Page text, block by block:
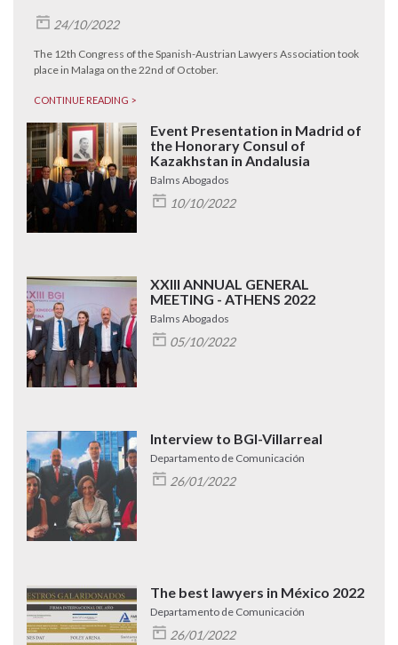
24/10/2022
The 12th Congress of the Spanish-Austrian Lawyers Association took
place in Malaga on the 22nd of October.
CONTINUE READING >
Event Presentation in Madrid of
the Honorary Consul of
Kazakhstan in Andalusia
Balms Abogados
10/10/2022
XXIII ANNUAL GENERAL
MEETING - ATHENS 2022
Balms Abogados
05/10/2022
Interview to BGI-Villarreal
Departamento de Comunicación
26/01/2022
The best lawyers in México 2022
Departamento de Comunicación
26/01/2022